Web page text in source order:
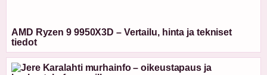
AMD Ryzen 9 9950X3D – Vertailu, hinta ja tekniset
tiedot